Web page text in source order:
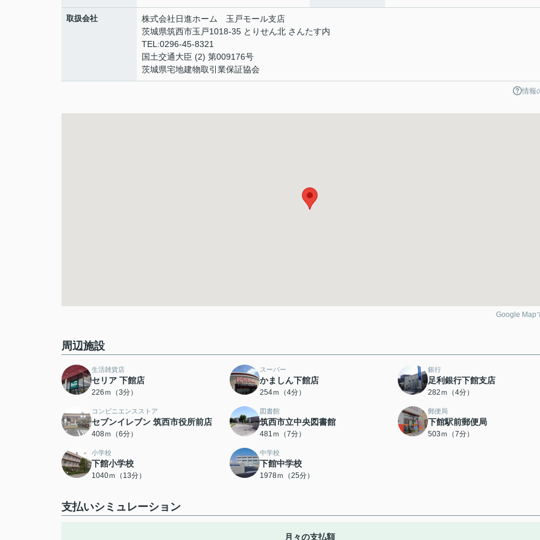
取扱会社
株式会社日進ホーム 玉戸モール支店
茨城県筑西市玉戸1018-35 とりせん北 さんたす内
TEL:0296-45-8321
国土交通大臣 (2) 第009176号
茨城県宅地建物取引業保証協会
情報
Google Map
周辺施設
生活雑貨店
セリア 下館店
226ｍ（3分）
スーパー
かましん下館店
254ｍ（4分）
銀行
足利銀行下館支店
282ｍ（4分）
コンビニエンスストア
セブンイレブン 筑西市役所前店
408ｍ（6分）
図書館
筑西市立中央図書館
481ｍ（7分）
郵便局
下館駅前郵便局
503ｍ（7分）
小学校
下館小学校
1040ｍ（13分）
中学校
下館中学校
1978ｍ（25分）
支払いシミュレーション
月々の支払額